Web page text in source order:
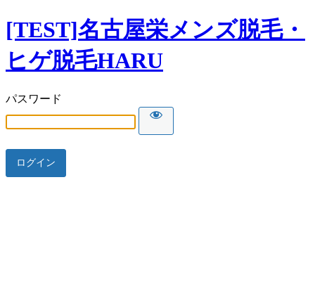
[TEST]名古屋栄メンズ脱毛・
ヒゲ脱毛HARU
パスワード